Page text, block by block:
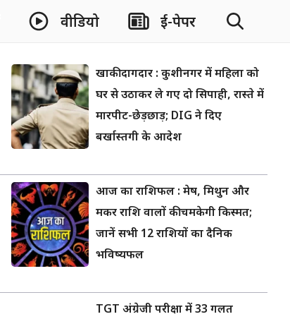
वीडियो ई-पेपर
खाकी दागदार : कुशीनगर में महिला को
घर से उठाकर ले गए दो सिपाही, रास्ते में
मारपीट-छेड़छाड़; DIG ने दिए
बर्खास्तगी के आदेश
आज का राशिफल : मेष, मिथुन और
मकर राशि वालों की चमकेगी किस्मत;
जानें सभी 12 राशियों का दैनिक
भविष्यफल
TGT अंग्रेजी परीक्षा में 33 गलत